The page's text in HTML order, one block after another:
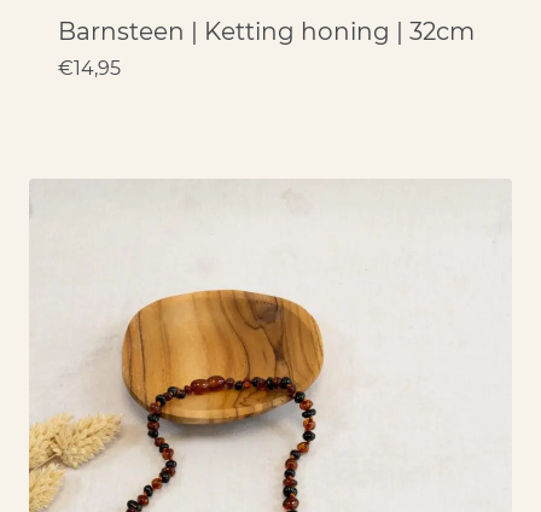
Barnsteen | Ketting honing | 32cm
€14,95